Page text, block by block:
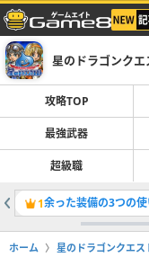
星のドラゴンク
攻略TOP
最強武器
超級職
1余った装備の3つの
ホーム 星のドラゴンクエ